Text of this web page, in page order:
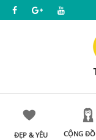
ĐẸP & YÊU
CỘNG